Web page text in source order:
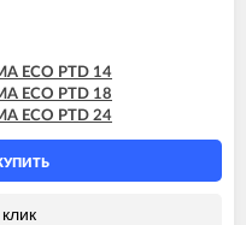
ECO PTD 14
ECO PTD 18
ECO PTD 24